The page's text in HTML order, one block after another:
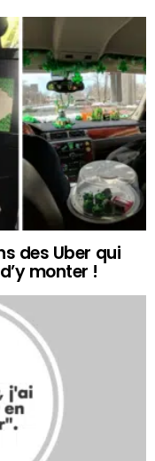
des Uber qui
monter !